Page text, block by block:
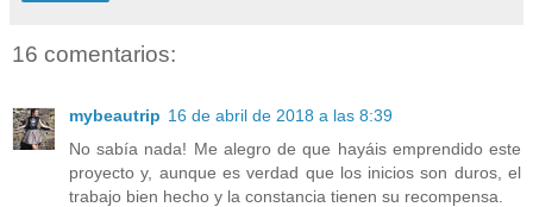
16 comentarios:
mybeautrip 16 de abril de 2018 a las 8:39
No sabía nada! Me alegro de que hayáis emprendido este
proyecto y, aunque es verdad que los inicios son duros, el
trabajo bien hecho y la constancia tienen su recompensa.